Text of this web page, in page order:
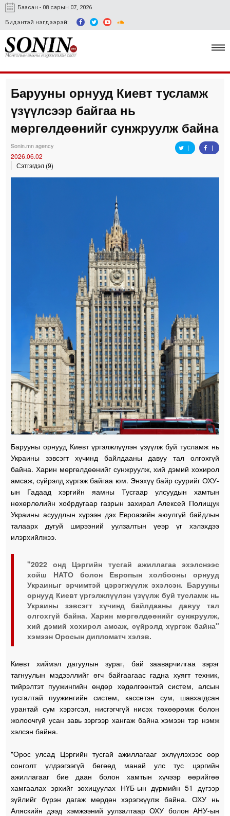
Баасан - 08 сарын 07, 2026
Бидэнтэй нэгдээрэй:
Улс төр, эдийн засаг
Гэмт хэрэг
Нийгэм, соёл
Easy news
Барууны орнууд Киевт тусламж
үзүүлсээр байгаа нь
мөргөлдөөнийг сунжруулж байна
Sonin.mn agency
2026.06.02
Сэтгэгдэл (9)
Барууны орнууд Киевт үргэлжлүүлэн үзүүлж буй тусламж нь
Украины зэвсэгт хүчинд байлдааны давуу тал олгохгүй
байна. Харин мөргөлдөөнийг сунжруулж, хий дэмий хохирол
амсаж, сүйрэлд хүргэж байгаа юм. Энэхүү байр суурийг ОХУ-
ын Гадаад хэргийн яамны Тусгаар улсуудын хамтын
нөхөрлөлийн хоёрдугаар газрын захирал Алексей Полищук
Украины асуудлын хүрээн дэх Евроазийн аюулгүй байдлын
талаарх дугуй ширээний уулзалтын үеэр үг хэлэхдээ
илэрхийлжээ.
"2022 онд Цэргийн тусгай ажиллагаа эхэлснээс
хойш НАТО болон Европын холбооны орнууд
Украиныг эрчимтэй цэрэгжүүлж эхэлсэн. Барууны
орнууд Киевт үргэлжлүүлэн үзүүлж буй тусламж нь
Украины зэвсэгт хүчинд байлдааны давуу тал
олгохгүй байна. Харин мөргөлдөөнийг сунжруулж,
хий дэмий хохирол амсаж, сүйрэлд хүргэж байна"
хэмээн Оросын дипломатч хэлэв.
Киевт хиймэл дагуулын зураг, бай зааварчилгаа зэрэг
тагнуулын мэдээллийг өгч байгаагаас гадна хуягт техник,
тийрэлтэт пуужингийн өндөр хөдөлгөөнтэй систем, алсын
тусгалтай пуужингийн систем, кассетэн сум, шавхагдсан
урантай сум хэрэгсэл, нисгэгчгүй нисэх төхөөрөмж болон
жолоочгүй усан завь зэргээр хангаж байна хэмээн тэр нэмж
хэлсэн байна.
"Орос улсад Цэргийн тусгай ажиллагааг эхлүүлэхээс өөр
сонголт үлдээгээгүй бөгөөд манай улс тус цэргийн
ажиллагааг бие даан болон хамтын хүчээр өөрийгөө
хамгаалах эрхийг зохицуулах НҮБ-ын дүрмийн 51 дүгээр
зүйлийг бүрэн дагаж мөрдөн хэрэгжүүлж байна. ОХУ нь
Аляскийн дээд хэмжээний уулзалтаар ОХУ болон АНУ-ын